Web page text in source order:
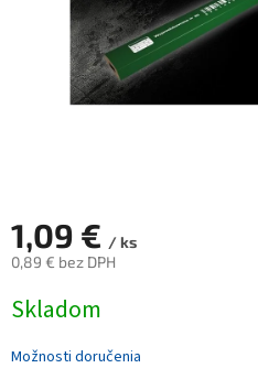
1,09 € / ks
0,89 € bez DPH
cena:
Skladom
Možnosti doručenia